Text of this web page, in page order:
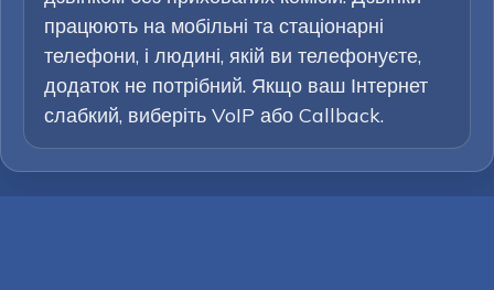
працюють на мобільні та стаціонарні
телефони, і людині, якій ви телефонуєте,
додаток не потрібний. Якщо ваш Інтернет
слабкий, виберіть VoIP або Callback.